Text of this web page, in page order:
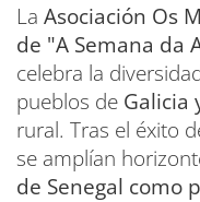
La Asociación Os
de "A Semana da
celebra la
pueblos de Galicia
rural. Tras el éxito
se amplían
de Senegal como